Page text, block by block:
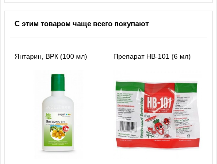
С этим товаром чаще всего покупают
Янтарин, ВРК (100 мл) Препарат HB-101 (6 мл)